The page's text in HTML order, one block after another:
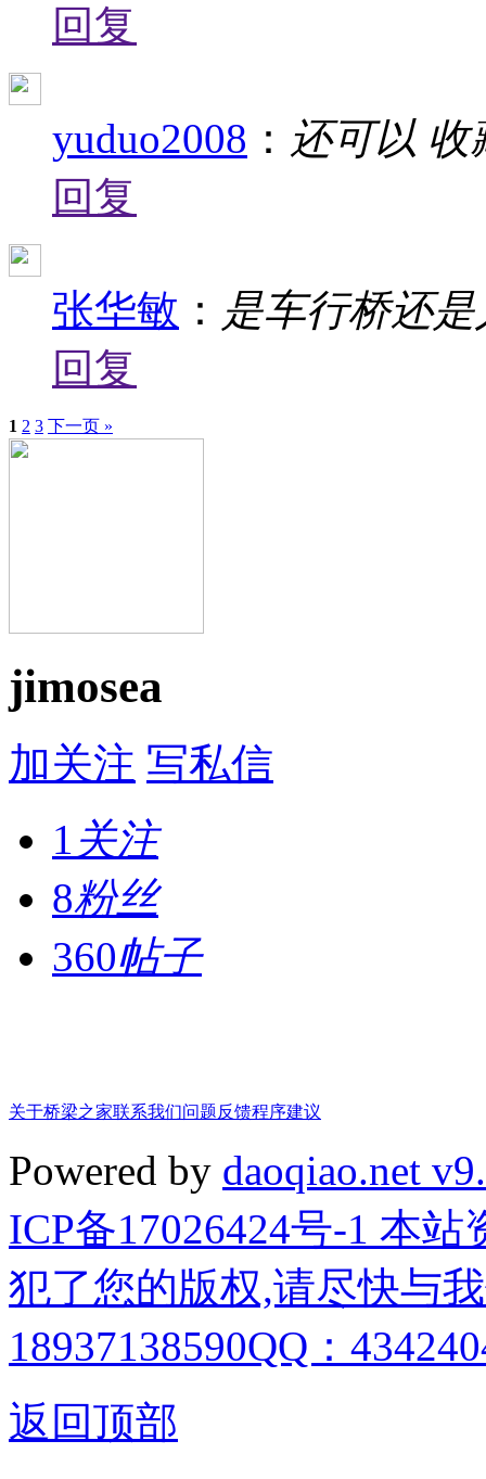
回复
yuduo2008 ： 还可以 收
回复
张华敏 ： 是车行桥还
回复
1 2 3 下一页 »
jimosea
加关注 写私信
1 关注
8粉丝
360帖子
关于桥梁之家联系我们问题反馈程序建议
Powered by daoqiao.net
ICP备17026424号-1 本
犯了您的版权,请尽快与
18937138590QQ：
返回顶部